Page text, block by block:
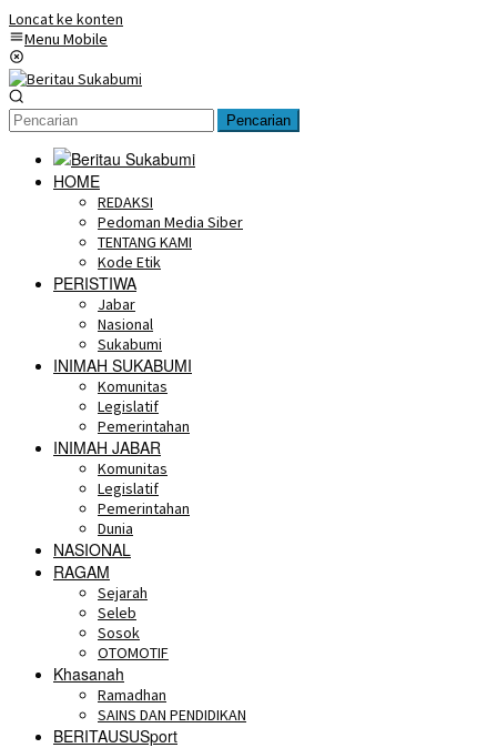
Loncat ke konten
Menu Mobile
Pencarian
HOME
REDAKSI
Pedoman Media Siber
TENTANG KAMI
Kode Etik
PERISTIWA
Jabar
Nasional
Sukabumi
INIMAH SUKABUMI
Komunitas
Legislatif
Pemerintahan
INIMAH JABAR
Komunitas
Legislatif
Pemerintahan
Dunia
NASIONAL
RAGAM
Sejarah
Seleb
Sosok
OTOMOTIF
Khasanah
Ramadhan
SAINS DAN PENDIDIKAN
BERITAUSUSport